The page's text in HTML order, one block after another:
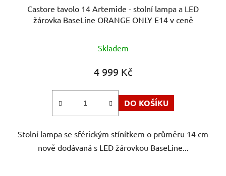
Castore tavolo 14 Artemide - stolní lampa a LED
žárovka BaseLine ORANGE ONLY E14 v ceně
Skladem
4 999 Kč
DO KOŠÍKU
Stolní lampa se sférickým stínítkem o průměru 14 cm
nově dodávaná s LED žárovkou BaseLine...